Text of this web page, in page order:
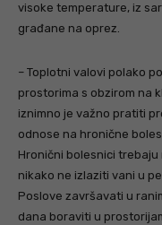
visoke temperature, iz
građane na oprez.
– Toplotni valovi polako
prostorima s obzirom na
iznimno je važno pratiti
odnose na hronične
Hronični bolesnici
nikako ne izlaziti vani u
Poslove završavati u
dana boraviti u